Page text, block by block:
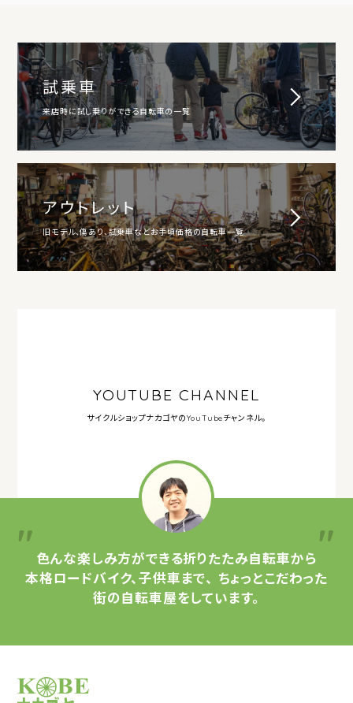
試乗車
来店時に試し乗りができる自転車の一覧
アウトレット
旧モデル、傷あり、試乗車などお手頃価格の自転車一覧
YOUTUBE CHANNEL
サイクルショップナカゴヤのYouTubeチャンネル。
色んな楽しみ方ができる折りたたみ自転車から
本格ロードバイク、子供車まで、 ちょっとこだわった
街の自転車屋をしています。
サイクルショップナカゴヤ